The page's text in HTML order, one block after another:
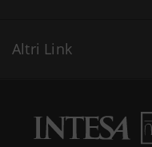
Altri Link